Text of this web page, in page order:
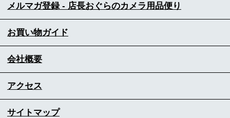
メルマガ登録 - 店長おぐらのカメラ用品便り
お買い物ガイド
会社概要
アクセス
サイトマップ